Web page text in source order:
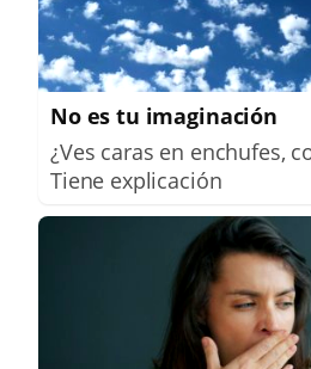
No es tu imaginación
¿Ves caras en enchufes,
Tiene explicación